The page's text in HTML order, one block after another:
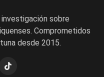
sobre
Comprometidos
desde 2015.